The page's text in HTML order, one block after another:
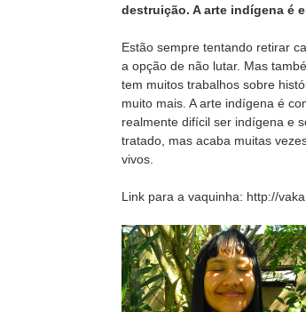
destruição. A arte indígena é
Estão sempre tentando retirar
a opção de não lutar. Mas
tem muitos trabalhos sobre
muito mais. A arte indígena é
realmente difícil ser indígena e
tratado, mas acaba muitas
vivos.
Link para a vaquinha: http://